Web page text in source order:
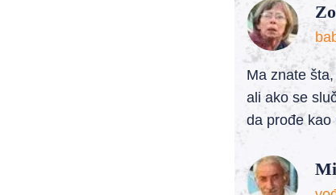
Ma znate
ali ako se
da prođe kao